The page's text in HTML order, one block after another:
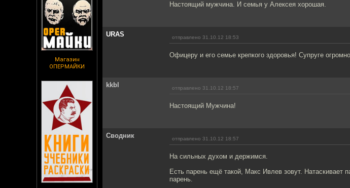
Магазин
ОПЕРМАЙКИ
Настоящий мужчина. И семья у Алексея хорошая.
URAS отправлено 31.10.12 18:53
Офицеру и его семье крепкого здоровья! Супруге
kkbl отправлено 31.10.12 18:57
Настоящий Мужчина!
Сводник отправлено 31.10.12 18:57
На сильных духом и держимся.
Есть парень ещё такой, Макс Ивлев зовут. Натаскивает
парень.